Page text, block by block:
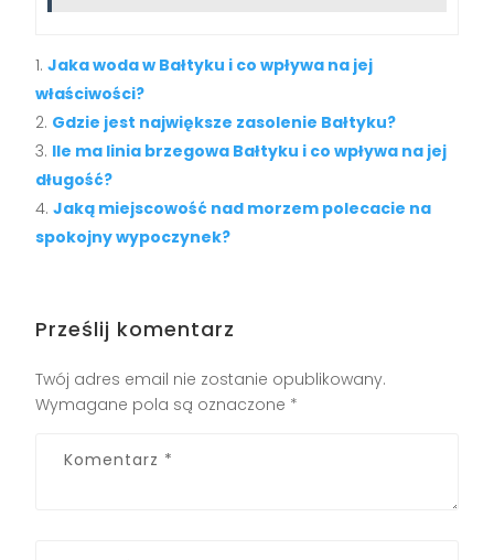
Jaka woda w Bałtyku i co wpływa na jej
właściwości?
Gdzie jest największe zasolenie Bałtyku?
Ile ma linia brzegowa Bałtyku i co wpływa na jej
długość?
Jaką miejscowość nad morzem polecacie na
spokojny wypoczynek?
Prześlij komentarz
Twój adres email nie zostanie opublikowany.
Wymagane pola są oznaczone *